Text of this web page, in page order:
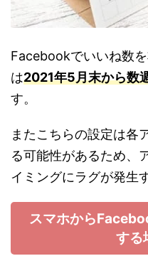
Facebookでいいね数
は2021年5月末から数
す。
またこちらの設定は各
る可能性があるため、
イミングにラグが発生
スマホから
する